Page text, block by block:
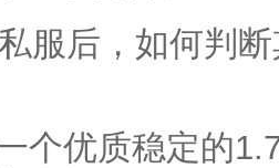
服后，如何判
个优质稳定的